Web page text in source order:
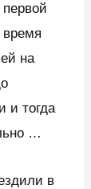
на
и тогда
…
в